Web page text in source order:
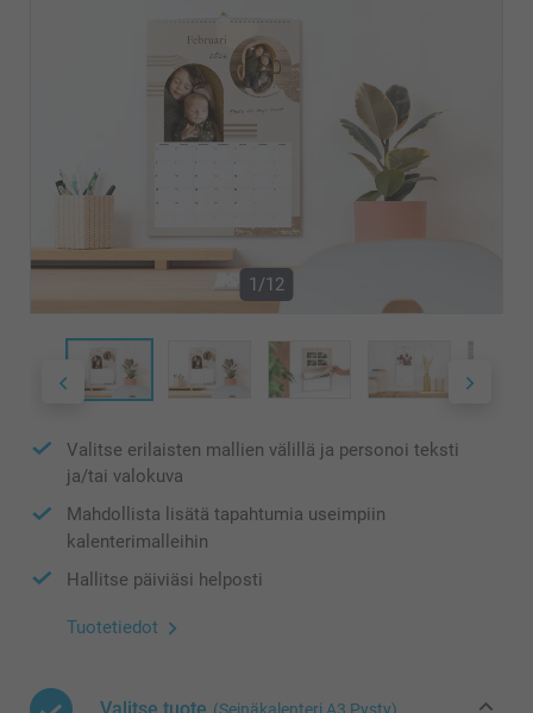
1/12
Valitse erilaisten mallien välillä ja personoi teksti
ja/tai valokuva
Mahdollista lisätä tapahtumia useimpiin
kalenterimalleihin
Hallitse päiviäsi helposti
Tuotetiedot